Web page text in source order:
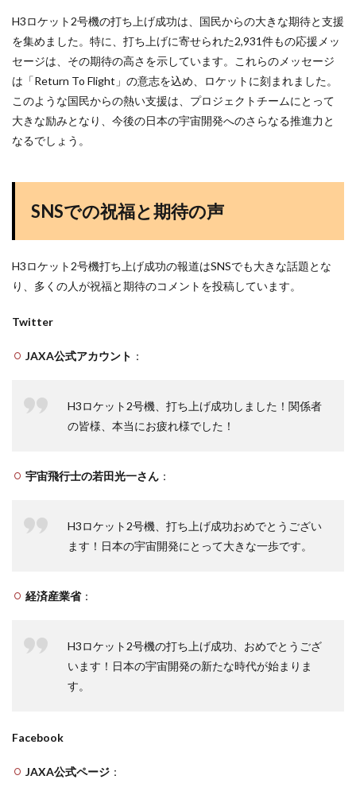
H3ロケット2号機の打ち上げ成功は、国民からの大きな期待と支援
を集めました。特に、打ち上げに寄せられた2,931件もの応援メッ
セージは、その期待の高さを示しています。これらのメッセージ
は「Return To Flight」の意志を込め、ロケットに刻まれました。
このような国民からの熱い支援は、プロジェクトチームにとって
大きな励みとなり、今後の日本の宇宙開発へのさらなる推進力と
なるでしょう。
SNSでの祝福と期待の声
H3ロケット2号機打ち上げ成功の報道はSNSでも大きな話題とな
り、多くの人が祝福と期待のコメントを投稿しています。
Twitter
JAXA公式アカウント ：
H3ロケット2号機、打ち上げ成功しました！関係者
の皆様、本当にお疲れ様でした！
宇宙飛行士の若田光一さん ：
H3ロケット2号機、打ち上げ成功おめでとうござい
ます！日本の宇宙開発にとって大きな一歩です。
経済産業省：
H3ロケット2号機の打ち上げ成功、おめでとうござ
います！日本の宇宙開発の新たな時代が始まりま
す。
Facebook
JAXA公式ページ ：